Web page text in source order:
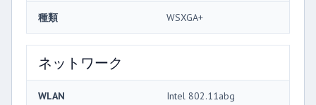
種類 WSXGA+
ネットワーク
WLAN Intel 802.11abg